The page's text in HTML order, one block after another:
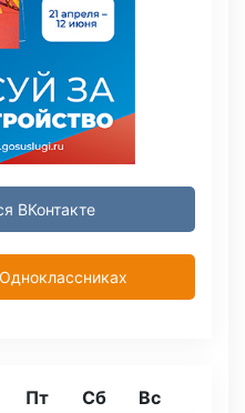
ВКонтакте
Пт Сб Вс